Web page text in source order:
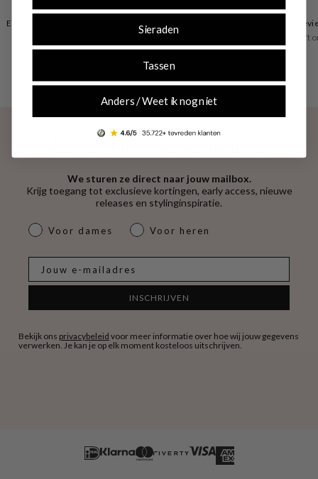
Eenvoudig retourneren
Betaal zoals je wilt
Uitstekende
Trusted Shops geeft
4.53
We sturen ze direct naar jouw mailbox.
Krijg toegang tot exclusieve kortingen, early access, nieuwe
releases en stylinginspiratie.
dames & heren
Voor dames Voor heren
INSCHRIJVEN
Bekijk ons privacybeleid voor meer informatie over hoe wij jouw gegevens
verwerken. Je kan je op elk moment kosteloos uitschrijven.
Sieraden
Tassen
Anders / Weet ik nog niet